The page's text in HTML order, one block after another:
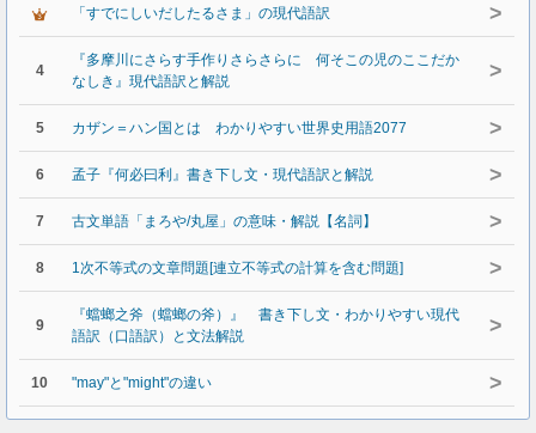
「すでにしいだしたるさま」の現代語訳 >
4
『多摩川にさらす手作りさらさらに 何そこの児のここだか
なしき』現代語訳と解説
>
5 カザン＝ハン国とは わかりやすい世界史用語2077 >
6 孟子『何必曰利』書き下し文・現代語訳と解説 >
7 古文単語「まろや/丸屋」の意味・解説【名詞】 >
8 1次不等式の文章問題[連立不等式の計算を含む問題] >
9
『蟷螂之斧（蟷螂の斧）』 書き下し文・わかりやすい現代
語訳（口語訳）と文法解説
>
10 "may"と"might"の違い >